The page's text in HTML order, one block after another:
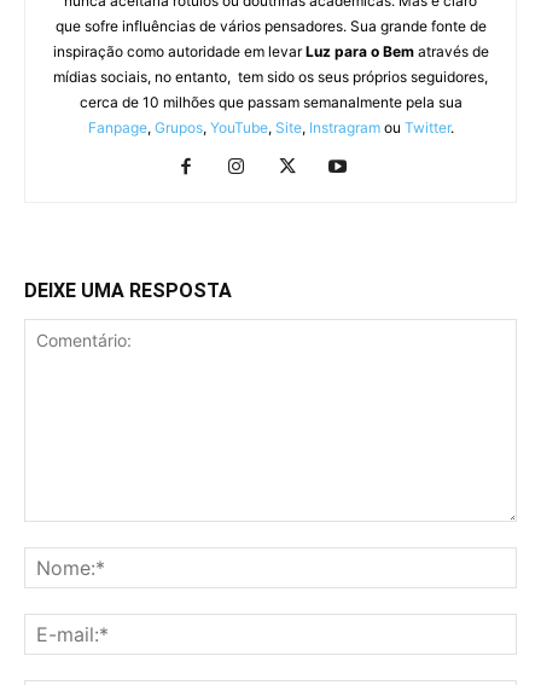
que sofre influências de vários pensadores. Sua grande fonte de
inspiração como autoridade em levarLuz para o Bematravés de
mídias sociais, no entanto, tem sido os seus próprios seguidores,
cerca de 10 milhões que passam semanalmente pela sua
Fanpage, Grupos, YouTube, Site, Instragramou Twitter.
DEIXE UMA RESPOSTA